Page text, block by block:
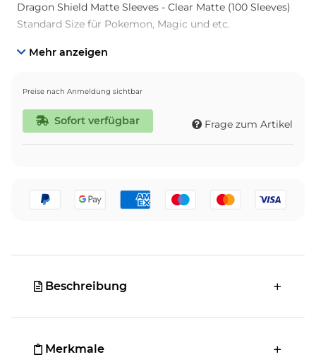
Dragon Shield Matte Sleeves - Clear Matte (100 Sleeves)
Standard Size für Pokemon, Magic und etc.
Mehr anzeigen
Preise nach Anmeldung sichtbar
Sofort verfügbar Frage zum Artikel
Beschreibung
Merkmale